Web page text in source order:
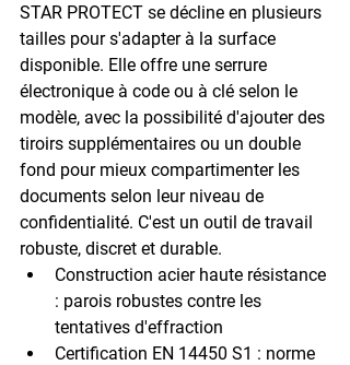
STAR PROTECT se décline en plusieurs
tailles pour s'adapter à la surface
disponible. Elle offre une serrure
électronique à code ou à clé selon le
modèle, avec la possibilité d'ajouter des
tiroirs supplémentaires ou un double
fond pour mieux compartimenter les
documents selon leur niveau de
confidentialité. C'est un outil de travail
robuste, discret et durable.
Construction acier haute résistance
: parois robustes contre les
tentatives d'effraction
Certification EN 14450 S1 : norme